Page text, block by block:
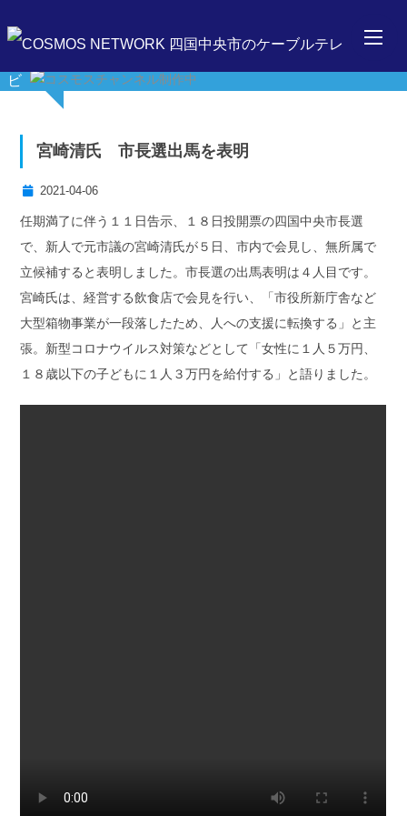
宮崎清氏 市長選出馬を表明
2021-04-06
任期満了に伴う１１日告示、１８日投開票の四国中央市長選
で、新人で元市議の宮崎清氏が５日、市内で会見し、無所属で
立候補すると表明しました。市長選の出馬表明は４人目です。
宮崎氏は、経営する飲食店で会見を行い、「市役所新庁舎など
大型箱物事業が一段落したため、人への支援に転換する」と主
張。新型コロナウイルス対策などとして「女性に１人５万円、
１８歳以下の子どもに１人３万円を給付する」と語りました。